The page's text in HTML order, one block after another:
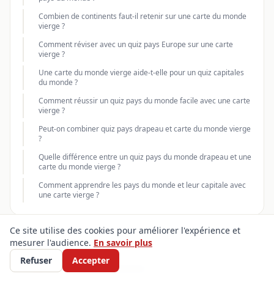
Combien de continents faut-il retenir sur une carte du monde
vierge ?
Comment réviser avec un quiz pays Europe sur une carte
vierge ?
Une carte du monde vierge aide-t-elle pour un quiz capitales
du monde ?
Comment réussir un quiz pays du monde facile avec une carte
vierge ?
Peut-on combiner quiz pays drapeau et carte du monde vierge
?
Quelle différence entre un quiz pays du monde drapeau et une
carte du monde vierge ?
Comment apprendre les pays du monde et leur capitale avec
une carte vierge ?
CATÉGORIES
Histoires et cultures culinaires
Ce site utilise des cookies pour améliorer l'expérience et
mesurer l'audience. En savoir plus
Refuser
Accepter